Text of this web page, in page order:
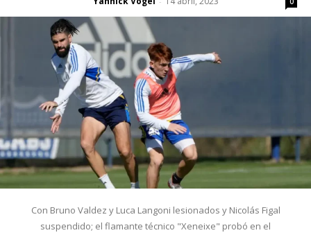
Con Bruno Valdez y Luca Langoni lesionados y Nicolás Figal
suspendido; el flamante técnico "Xeneixe" probó en el